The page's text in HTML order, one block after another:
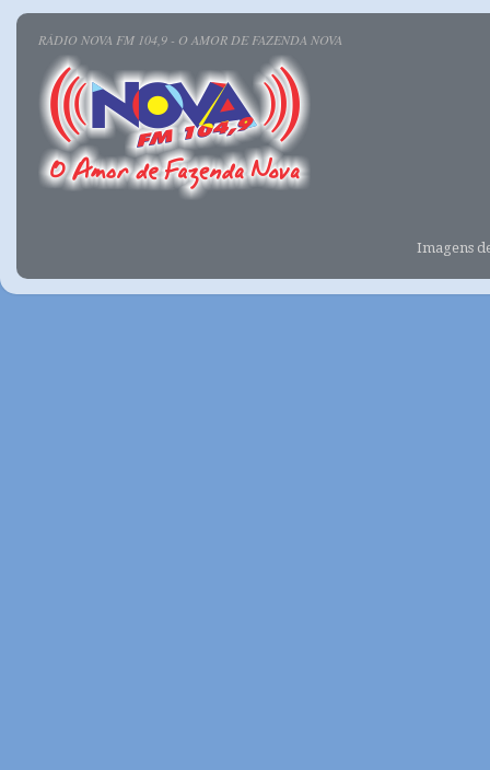
RÁDIO NOVA FM 104,9 - O AMOR DE FAZENDA NOVA
Imagens